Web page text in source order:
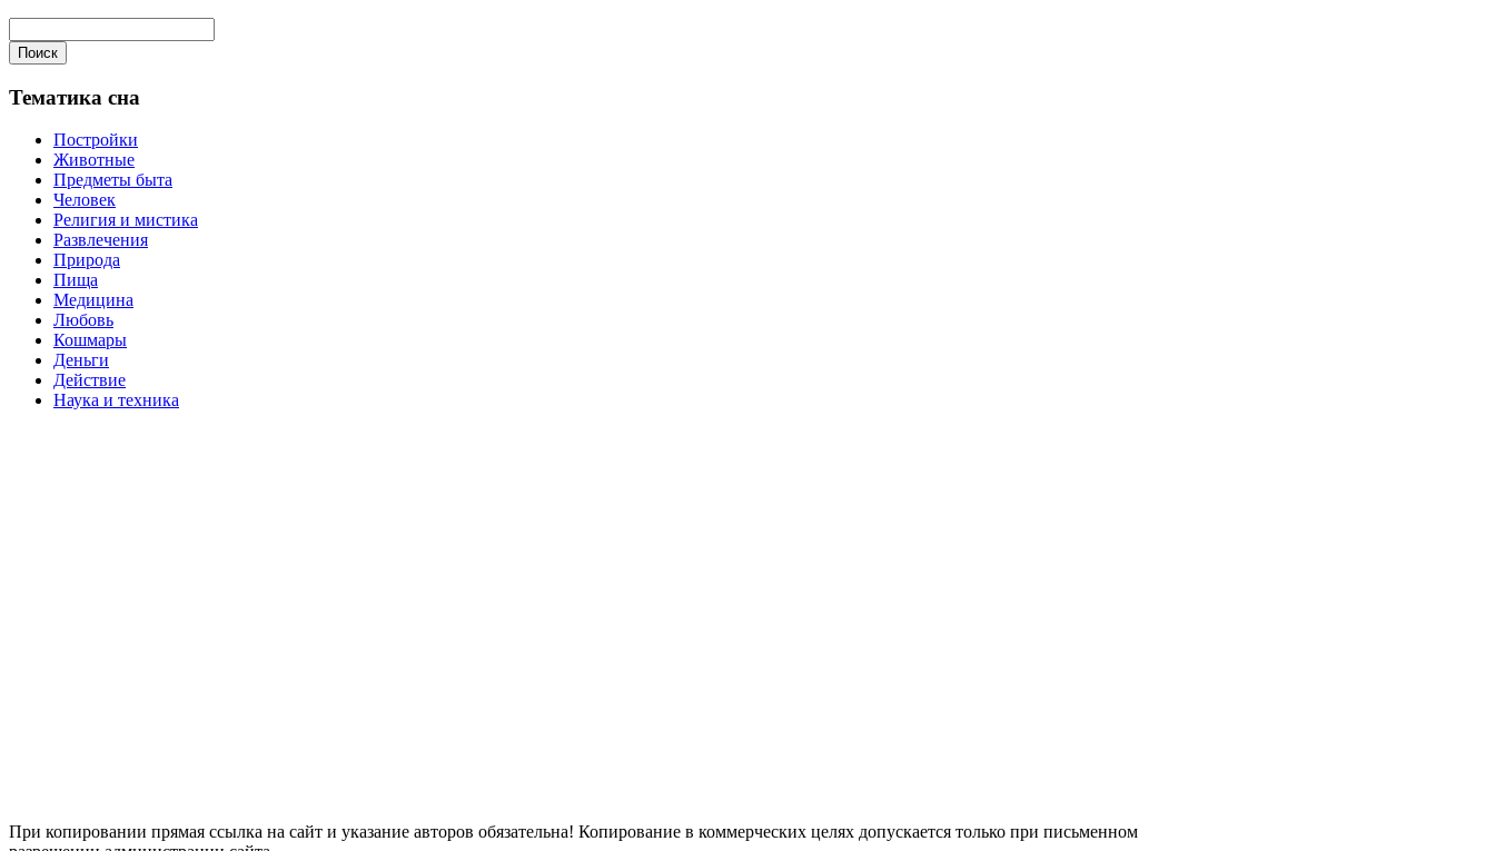
Поиск
Тематика сна
Постройки
Животные
Предметы быта
Человек
Религия и мистика
Развлечения
Природа
Пища
Медицина
Любовь
Кошмары
Деньги
Действие
Наука и техника
При копировании прямая ссылка на сайт и указание авторов обязательна! Копирование в коммерческих целях допускается только при письменном